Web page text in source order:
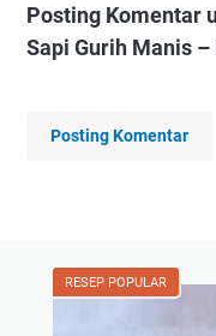
Posting Komentar
Sapi Gurih Manis
Posting Komentar
RESEP POPULAR